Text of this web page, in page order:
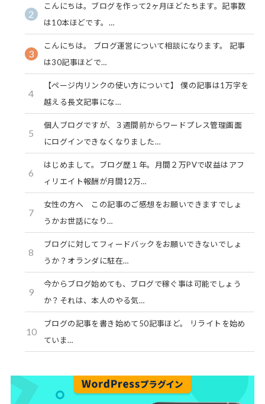
2
こんにちは。ブログを作って2ヶ月ほどたちます。記事数
は10本ほどです。…
3
こんにちは。 ブログ運営について相談になります。 記事
は30記事ほどで…
4
【ページ内リンクの使い方について】 僕の記事は1万字を
越える長文記事にな…
5
個人ブログですが、３週間前からワードプレス管理画面
にログインできなくなりました…
6
はじめまして。ブログ歴１年。月間２万PVで収益はアフ
ィリエイト報酬が月間12万…
7
女性の方へ この記事のご感想をお願いできますでしょ
うかお世話になり…
8
ブログに対してフィードバックをお願いできないでしょ
うか？オランダに駐在…
9
今からブログ始めても、ブログで稼ぐ事は可能でしょう
か？それは、本人のやる気…
10
ブログの記事を書き始めて50記事ほど。 リライトを始め
ていま…